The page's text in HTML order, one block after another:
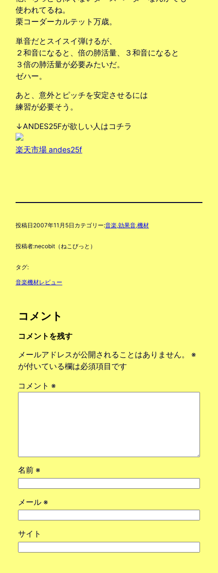
使われてるね。
栗コーダーカルテット万歳。
単音だとスイスイ弾けるが、
２和音になると、倍の肺活量、３和音になると
３倍の肺活量が必要みたいだ。
ゼハー。
あと、意外とピッチを安定させるには
練習が必要そう。
↓ANDES25Fが欲しい人はコチラ
楽天市場 andes25f
投稿日 2007年11月5日 カテゴリー:音楽,効果音,機材
投稿者:necobit（ねこびっと）
タグ:
音楽機材レビュー
コメント
コメントを残す
メールアドレスが公開されることはありません。
※
が付いている欄は必須項目です
コメント ※
名前 ※
メール ※
サイト